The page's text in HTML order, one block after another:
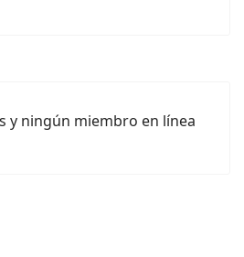
y ningún miembro en línea